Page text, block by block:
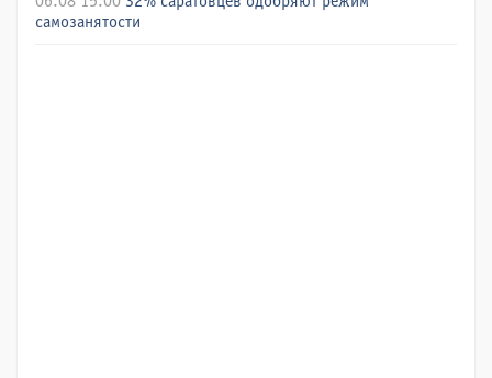
самозанятости